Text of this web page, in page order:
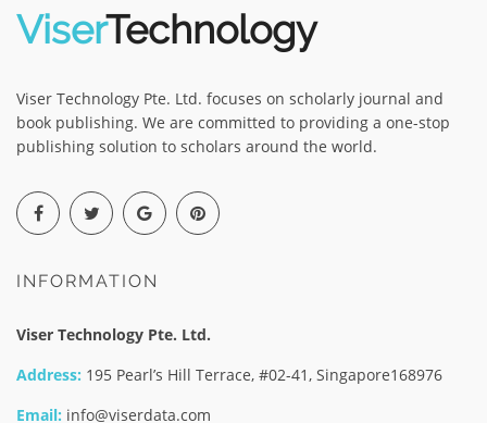
ViserTechnology
Viser Technology Pte. Ltd. focuses on scholarly journal and
book publishing. We are committed to providing a one-stop
publishing solution to scholars around the world.
INFORMATION
Viser Technology Pte. Ltd.
Address: 195 Pearl’s Hill Terrace, #02-41, Singapore168976
Email: info@viserdata.com